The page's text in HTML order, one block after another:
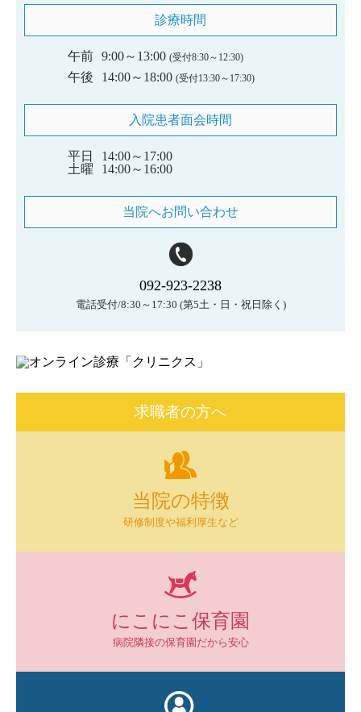
診療時間
午前 9:00～13:00 (受付8:30～12:30)
午後 14:00～18:00 (受付13:30～17:30)
入院患者面会時間
平日
14:00～17:00
土曜
14:00～16:00
当院へお問い合わせ
092-923-2238
電話受付/8:30～17:30 (第5土・日・祝日除く)
求職者の方へ
当院の特徴
研修制度や福利厚生など
にこにこ保育園
病院隣接の保育園だから安心